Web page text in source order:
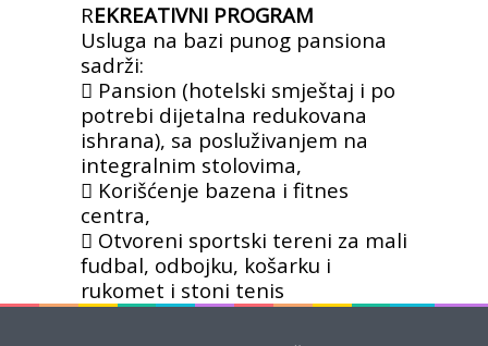
REKREATIVNI PROGRAM
Usluga na bazi punog pansiona
sadrži:
 Pansion (hotelski smještaj i po
potrebi dijetalna redukovana
ishrana), sa posluživanjem na
integralnim stolovima,
 Korišćenje bazena i fitnes
centra,
 Otvoreni sportski tereni za mali
fudbal, odbojku, košarku i
rukomet i stoni tenis